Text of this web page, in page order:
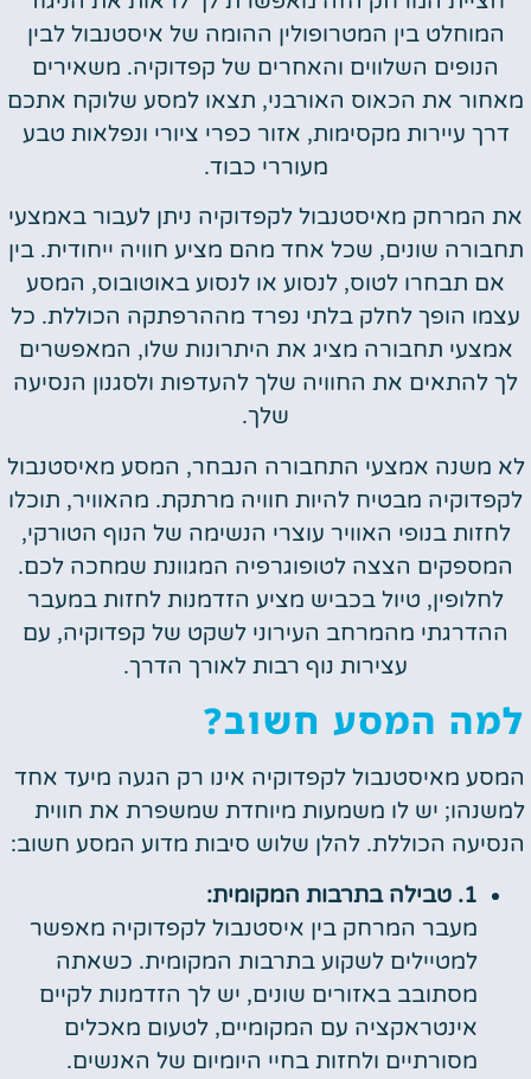
המוחלט בין המטרופולין ההומה של איסטנבול לבין
הנופים השלווים והאחרים של קפדוקיה. משאירים
מאחור את הכאוס האורבני, תצאו למסע שלוקח אתכם
דרך עיירות מקסימות, אזור כפרי ציורי ונפלאות טבע
מעוררי כבוד.
את המרחק מאיסטנבול לקפדוקיה ניתן לעבור באמצעי
תחבורה שונים, שכל אחד מהם מציע חוויה ייחודית. בין
אם תבחרו לטוס, לנסוע או לנסוע באוטובוס, המסע
עצמו הופך לחלק בלתי נפרד מההרפתקה הכוללת. כל
אמצעי תחבורה מציג את היתרונות שלו, המאפשרים
לך להתאים את החוויה שלך להעדפות ולסגנון הנסיעה
שלך.
לא משנה אמצעי התחבורה הנבחר, המסע מאיסטנבול
לקפדוקיה מבטיח להיות חוויה מרתקת. מהאוויר, תוכלו
לחזות בנופי האוויר עוצרי הנשימה של הנוף הטורקי,
המספקים הצצה לטופוגרפיה המגוונת שמחכה לכם.
לחלופין, טיול בכביש מציע הזדמנות לחזות במעבר
ההדרגתי מהמרחב העירוני לשקט של קפדוקיה, עם
עצירות נוף רבות לאורך הדרך.
למה המסע חשוב?
המסע מאיסטנבול לקפדוקיה אינו רק הגעה מיעד אחד
למשנהו; יש לו משמעות מיוחדת שמשפרת את חווית
הנסיעה הכוללת. להלן שלוש סיבות מדוע המסע חשוב:
1. טבילה בתרבות המקומית:
מעבר המרחק בין איסטנבול לקפדוקיה מאפשר
למטיילים לשקוע בתרבות המקומית. כשאתה
מסתובב באזורים שונים, יש לך הזדמנות לקיים
אינטראקציה עם המקומיים, לטעום מאכלים
מסורתיים ולחזות בחיי היומיום של האנשים.